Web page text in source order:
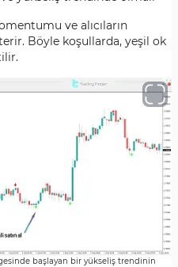
ve alıcıların
Böyle koşullarda, yeşil ok
başlayan bir yükseliş trendinin